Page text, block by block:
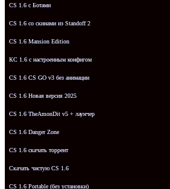
CS 1.6 с Ботами
CS 1.6 со скинами из Standoff 2
CS 1.6 Mansion Edition
КС 1.6 с настроенным конфигом
CS 1.6 CS GO v3 без анимации
CS 1.6 Новая версия 2025
CS 1.6 TheAmonDit v5 + лаунчер
CS 1.6 Danger Zone
CS 1.6 скачать торрент
Скачать чистую CS 1.6
CS 1.6 Portable (без установки)